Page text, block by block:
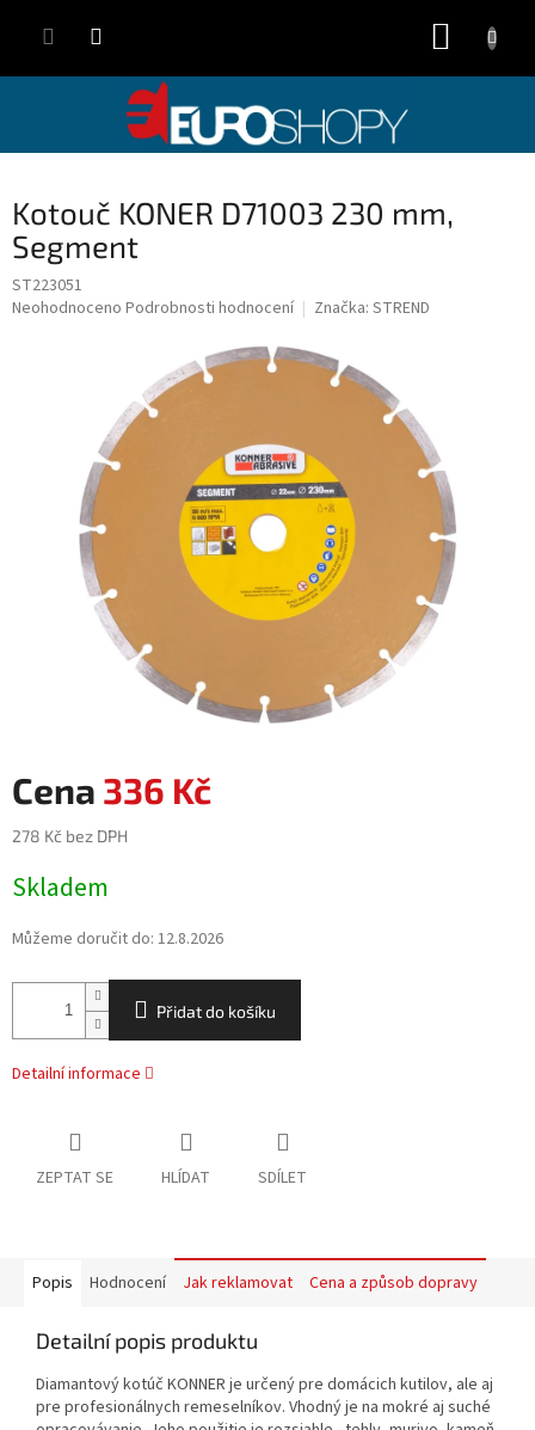
Kotouč KONER D71003 230 mm,
Segment
ST223051
Průměrné
Neohodnoceno Podrobnosti hodnocení Značka: STREND
336 Kč
278 Kč bez DPH
cena:
Skladem
Můžeme doručit do: 12.8.2026
Přidat do košíku
Detailní informace
ZEPTAT SE HLÍDAT SDÍLET
Popis Hodnocení Jak reklamovat Cena a způsob dopravy
Detailní popis produktu
Diamantový kotúč KONNER je určený pre domácich kutilov, ale aj
pre profesionálnych remeselníkov. Vhodný je na mokré aj suché